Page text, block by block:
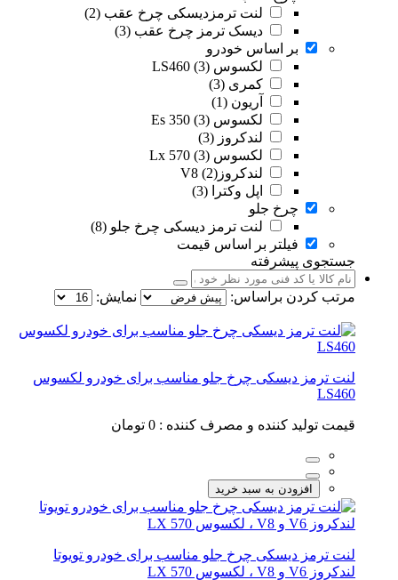
لنت ترمزدیسکی چرخ عقب (2)
دیسک ترمز چرخ عقب (3)
بر اساس خودرو
لکسوس LS460 (3)
کمری (3)
آریون (1)
لکسوس Es 350 (3)
لندکروز (3)
لکسوس Lx 570 (3)
لندکروزV8 (2)
اپل وکترا (3)
چرخ جلو
لنت ترمز دیسکی چرخ جلو (8)
فیلتر بر اساس قیمت
جستجوی پیشرفته
مرتب کردن براساس: نمایش:
لنت ترمز دیسکی چرخ جلو مناسب برای خودرو لکسوس
LS460
قیمت تولید کننده و مصرف کننده : 0 تومان
افزودن به سبد خرید
لنت ترمز دیسکی چرخ جلو مناسب برای خودرو تویوتا
لندکروز V6 و V8 ، لکسوس LX 570